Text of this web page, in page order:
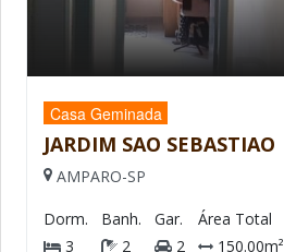
Casa Geminada
JARDIM SAO SEBASTIAO
AMPARO-SP
Dorm.
3
Banh.
2
Gar.
2
Área Total
150.00m²